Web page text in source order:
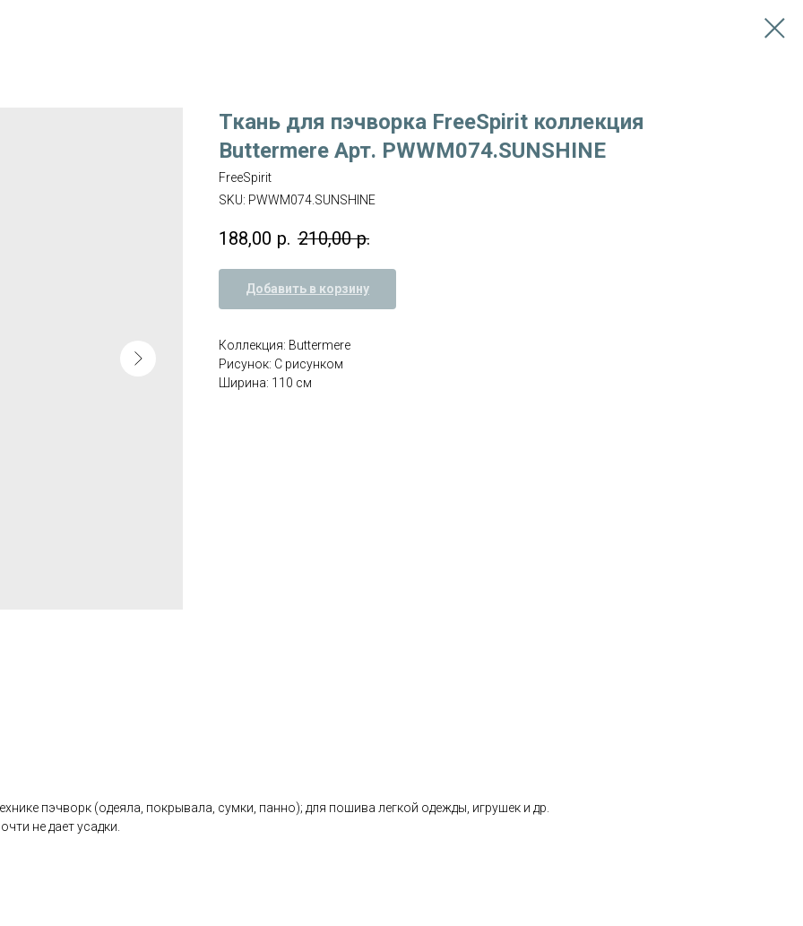
Ткань для пэчворка FreeSpirit коллекция
Buttermere Арт. PWWM074.SUNSHINE
FreeSpirit
SKU: PWWM074.SUNSHINE
188,00 р. 210,00 р.
Добавить в корзину
Коллекция: Buttermere
Рисунок: С рисунком
Ширина: 110 см
пэчворк (одеяла, покрывала, сумки, панно); для пошива легкой одежды, игрушек и др.
не дает усадки.